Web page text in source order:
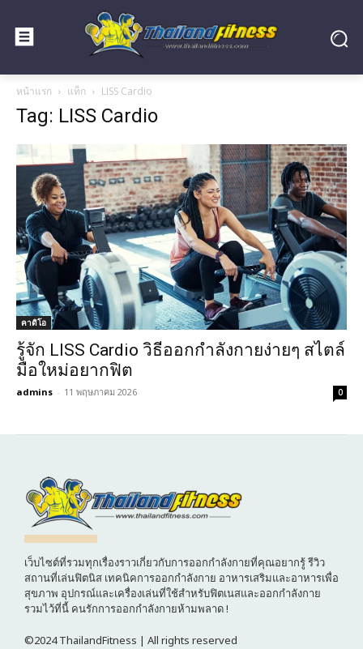
หน้าแรก แท็ก LISS Cardio
Tag: LISS Cardio
คาดิโอ
รู้จัก LISS Cardio วิธีออกกำลังกายง่ายๆ สไตล์
มือใหม่อยากฟิต
admins - 11 พฤษภาคม 2026 0
เว็บไซต์ที่รวมทุกเรื่องราวเกี่ยวกับการออกกำลังกายที่คุณอยากรู้ รีวิว
สถานที่เล่นฟิตนิส เทคนิคการออกกำลังกาย อาหารเสริมและอาหารเพื่อ
สุขภาพ อุปกรณ์และเครื่องเล่นที่ใช้สำหรับฟิตเนสและออกกำลังกาย
รวมไว้ที่นี้ คนรักการออกกำลังกายห้ามพลาด !
©2024 ThailandFitness | All rights reserved